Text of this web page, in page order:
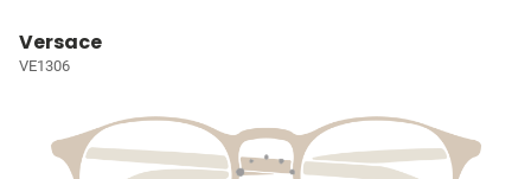
Versace
VE1306